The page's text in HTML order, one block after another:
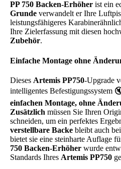
PP 750 Backen-Erhöher ist ein
Grunde verwandelt er Ihre
leistungsfähigeres
Ihre Zielerfassung mit diesen
Zubehör.
Einfache Montage ohne
Dieses Artemis PP750-Upgrade
intelligentes Befestigungssystem
einfachen Montage, ohne
Zusätzlich müssen Sie Ihren
schneiden, um ein perfektes
verstellbare Backe bleibt auch
bietet sie eine steinharte Auflage
750 Backen-Erhöher wurde
Standards Ihres Artemis PP750